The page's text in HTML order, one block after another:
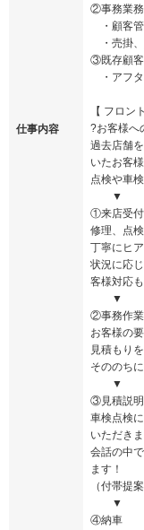
仕事内容
②事務業務
・顧客管
・売掛、
③既存顧客
・アフタ
【 フロン
?お客様へ
過去店舗
いたお客
点検や車
▼
①来店受付
修理、点
丁寧にヒ
状況に応
客様対応も
▼
②事務作業
お客様の
見積もり
そののち
▼
③見積説明
車検点検
いただきま
会話の中
ます！
（付帯提
▼
④納車